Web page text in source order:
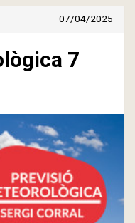
07/04/2025
7